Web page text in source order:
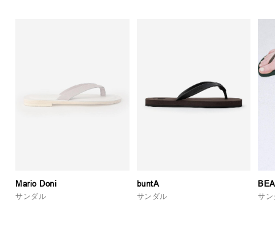
Mario Doni
サンダル
buntA
サンダル サン